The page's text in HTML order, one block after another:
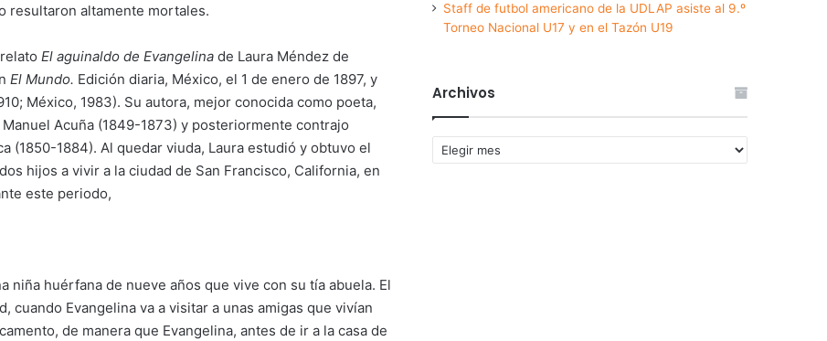
resultaron altamente mortales.
El aguinaldo de Evangelina de Laura Méndez de
El Mundo. Edición diaria, México, el 1 de enero de 1897, y
México, 1983). Su autora, mejor conocida como poeta,
Acuña (1849-1873) y posteriormente contrajo
(1850-1884). Al quedar viuda, Laura estudió y obtuvo el
hijos a vivir a la ciudad de San Francisco, California, en
este periodo,
niña huérfana de nueve años que vive con su tía abuela. El
cuando Evangelina va a visitar a unas amigas que vivían
de manera que Evangelina, antes de ir a la casa de
Staff de futbol americano de la UDLAP asiste al 9.º
Torneo Nacional U17 y en el Tazón U19
Archivos
Archivos